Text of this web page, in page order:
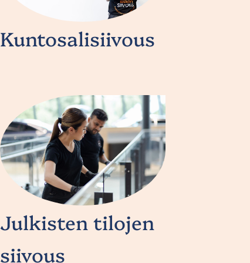
Kuntosalisiivous
Julkisten tilojen
siivous